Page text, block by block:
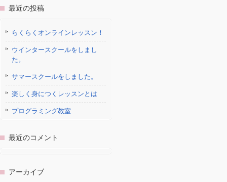
最近の投稿
らくらくオンラインレッスン！
ウインタースクールをしまし
た。
サマースクールをしました。
楽しく身につくレッスンとは
プログラミング教室
最近のコメント
アーカイブ